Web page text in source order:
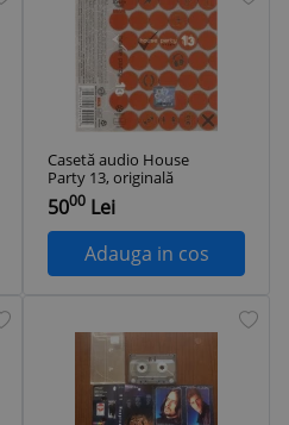
Casetă audio House
Party 13, originală
5000 Lei
Adauga in cos